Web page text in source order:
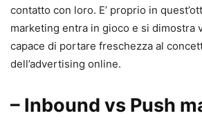
contatto con loro. E’ proprio in
marketing entra in gioco e si dimostra
capace di portare freschezza al
dell’advertising online.
– Inbound vs Push